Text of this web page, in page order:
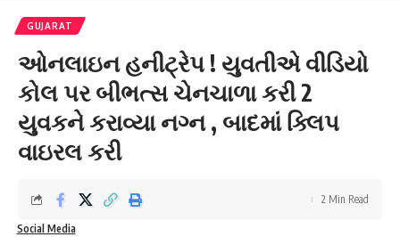
GUJARAT
ઓનલાઇન હનીટ્રેપ ! યુવતીએ વીડિયો
કોલ પર બીભત્સ ચેનચાળા કરી 2
યુવકને કરાવ્યા નગ્ન , બાદમાં ક્લિપ
વાઇરલ કરી
Social Media
2 Min Read